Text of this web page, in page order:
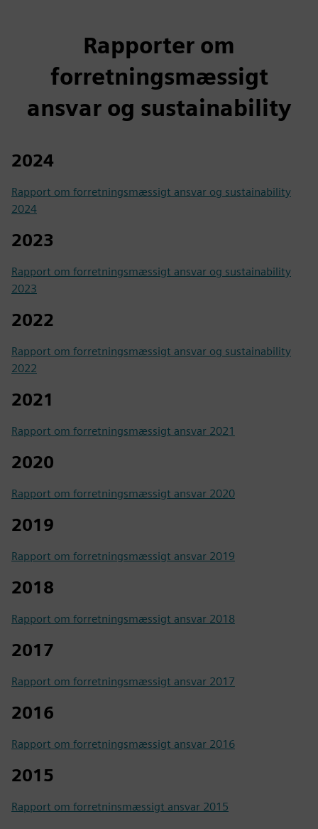
Rapporter om
forretningsmæssigt
ansvar og sustainability
2024
Rapport om forretningsmæssigt ansvar og sustainability
2024
2023
Rapport om forretningsmæssigt ansvar og sustainability
2023
2022
Rapport om forretningsmæssigt ansvar og sustainability
2022
2021
Rapport om forretningsmæssigt ansvar 2021
2020
Rapport om forretningsmæssigt ansvar 2020
2019
Rapport om forretningsmæssigt ansvar 2019
2018
Rapport om forretningsmæssigt ansvar 2018
2017
Rapport om forretningsmæssigt ansvar 2017
2016
Rapport om forretningsmæssigt ansvar 2016
2015
Rapport om forretninsmæssigt ansvar 2015